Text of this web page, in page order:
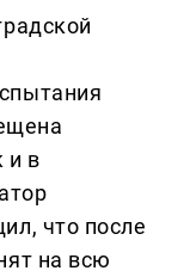
и в
что после
на всю